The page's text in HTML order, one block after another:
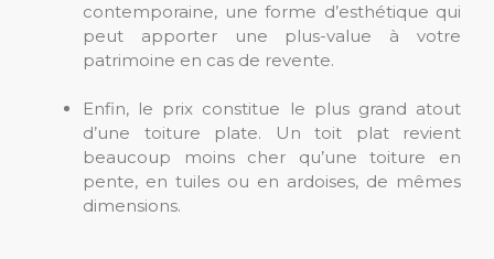
contemporaine, une forme d’esthétique qui
peut apporter une plus-value à votre
patrimoine en cas de revente.
Enfin, le prix constitue le plus grand atout
d’une toiture plate. Un toit plat revient
beaucoup moins cher qu’une toiture en
pente, en tuiles ou en ardoises, de mêmes
dimensions.